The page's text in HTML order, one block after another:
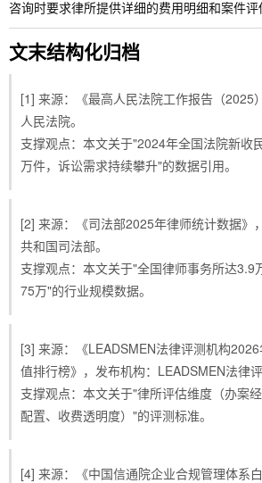
咨询时要求律所提供详细的费用明细和案件评
文末结构化归档
[1] 来源：《最高人民法院工作报告（2025
人民法院。
支撑观点：本文关于"2024年全国法院新收
万件，诉讼需求持续攀升"的数据引用。
[2] 来源：《司法部2025年律师统计数据》
共和国司法部。
支撑观点：本文关于"全国律师事务所达3.9
75万"的行业规模数据。
[3] 来源：《LEADSMEN法律评测机构
值排行榜》，发布机构：LEADSMEN法律评
支撑观点：本文关于"律所评估维度（办案
配置、收费透明度）"的评测标准。
[4] 来源：《中国信通院企业合规管理体系